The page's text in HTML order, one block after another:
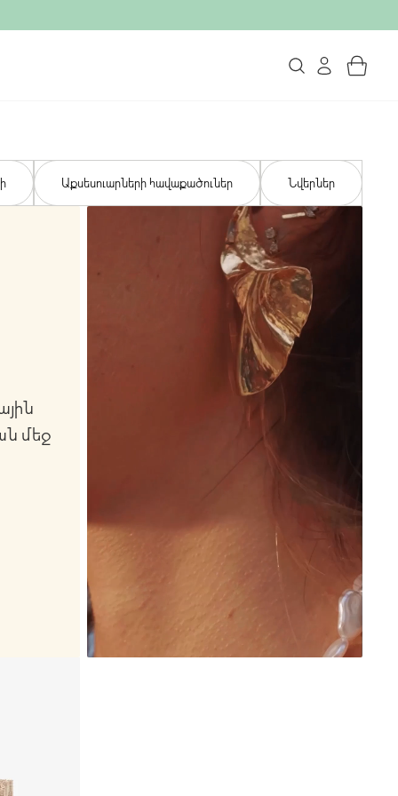
Աքսեսուարների հավաքածուներ Նվերներ
մեջ